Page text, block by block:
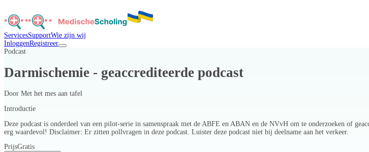
ServicesSupportWie zijn wij
InloggenRegistreer
Podcast
Darmischemie - geaccrediteerde podcast
Door Met het mes aan tafel
Introductie
Deze podcast is onderdeel van een pilot-serie in samenspraak met de ABFE en ABAN en de NVvH om te onderzoeken of
erg waardevol! Disclaimer: Er zitten pollvragen in deze podcast. Luister deze podcast niet bij deelname aan het verkeer.
PrijsGratis